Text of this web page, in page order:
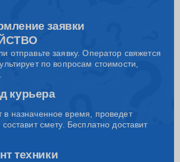
заявки
отправьте заявку. Оператор свяжется
по вопросам стоимости,
курьера
в назначенное время, проведет
смету. Бесплатно доставит
техники